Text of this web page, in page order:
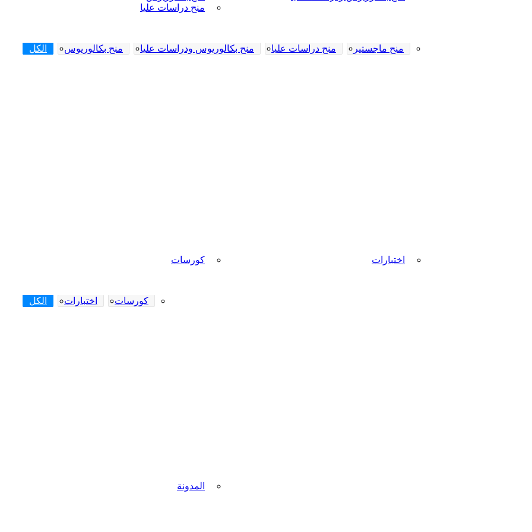
منح دراسات عليا
الكل منح بكالوريوس منح بكالوريوس ودراسات عليا منح دراسات عليا منح ماجستير
كورسات اختبارات
الكل اختبارات كورسات
المدونة